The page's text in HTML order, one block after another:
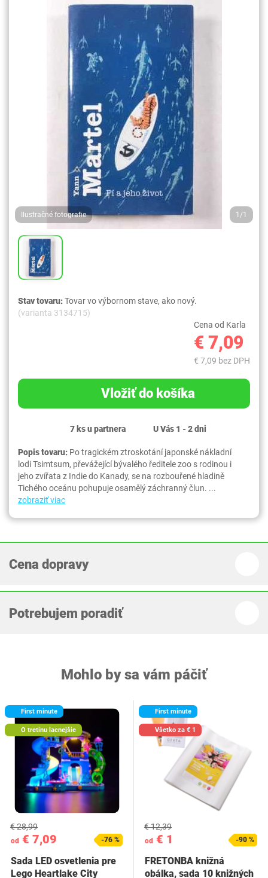
Ilustračné fotografie 1/1
Stav tovaru:Tovar vo výbornom stave, ako nový.
(varianta 3134715)
Cena od Karla
€ 7,09
€ 7,09 bez DPH
Vložiť do košíka
7 ks u partnera U Vás 1 - 2 dni
Popis tovaru: Po tragickém ztroskotání japonské nákladní
lodi Tsimtsum, převážející bývalého ředitele zoo s rodinou i
jeho zvířata z Indie do Kanady, se na rozbouřené hladině
Tichého oceánu pohupuje osamělý záchranný člun. ...
zobraziť viac
Cena dopravy
Potrebujem poradiť
Mohlo by sa vám páčiť
First minute
O tretinu lacnejšie
od € 7,09
€ 28,99
-76 %
Sada LED osvetlenia pre
Lego Heartlake City
First minute
Všetko za € 1
od € 1
€ 12,39
-90 %
FRETONBA knižná
obálka, sada 10 knižných